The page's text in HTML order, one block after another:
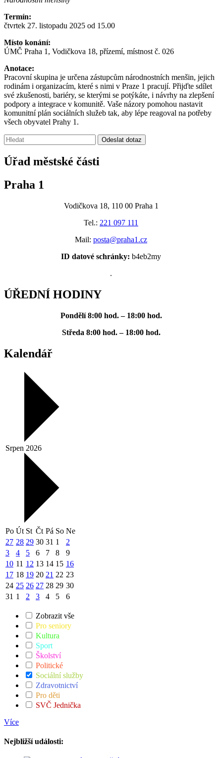
Termín:
čtvrtek 27. listopadu 2025 od 15.00
Místo konání:
ÚMČ Praha 1, Vodičkova 18, přízemí, místnost č. 026
Anotace:
Pracovní skupina je určena zástupcům národnostních menšin, jejich
rodinám i organizacím, které s nimi v Praze 1 pracují. Přijďte sdílet
své zkušenosti, bariéry, se kterými se potýkáte, i návrhy na zlepšení
podpory a integrace v komunitě. Vaše názory pomohou nastavit
komunitní plán sociálních služeb tak, aby lépe reagoval na potřeby
všech obyvatel Prahy 1.
Vyhledávání:
Odeslat dotaz
Úřad městské části
Praha 1
Vodičkova 18, 110 00 Praha 1
Tel.: 221 097 111
Mail: posta@praha1.cz
ID datové schránky: b4eb2my
.
ÚŘEDNÍ HODINY
Pondělí 8:00 hod. – 18:00 hod.
Středa 8:00 hod. – 18:00 hod.
Kalendář
Srpen 2026
Po Út St Čt Pá So Ne
27 28 29 30 31 1
2
3
4 5 6 7 8
9
10 11 12 13 14 15 16
17 18 19 20 21 22 23
24 25 26 27 28 29 30
31 1 2 3 4 5 6
Zobrazit vše
Pro seniory
Kultura
Sport
Školství
Politické
Sociální služby
Zdravotnictví
Pro děti
SVČ Jednička
Více
Nejbližší události: